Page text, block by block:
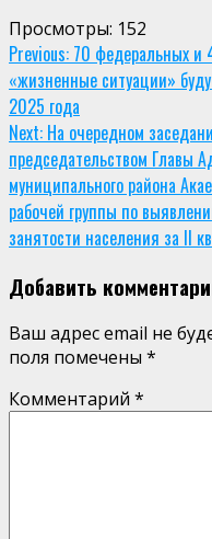
Просмотры: 152
Continue
Reading
Previous: 70 федеральных и
«жизненные ситуации»
2025 года
Next: На очередном
председательством Главы
муниципального района
рабочей группы по
занятости населения за II
Добавить
Ваш адрес email не
поля помечены *
Комментарий *